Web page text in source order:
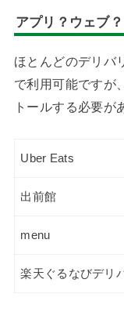
アプリ？ウェブ？
ほとんどのデリバ
で利用可能ですが
トールする必要が
Uber Eats
出前館
menu
楽天ぐるなびデリ